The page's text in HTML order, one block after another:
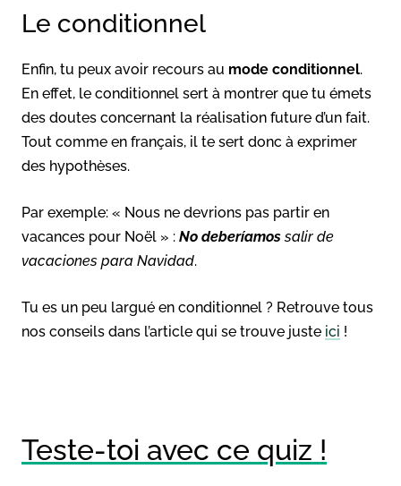
Le conditionnel
Enfin, tu peux avoir recours au mode conditionnel.
En effet, le conditionnel sert à montrer que tu émets
des doutes concernant la réalisation future d’un fait.
Tout comme en français, il te sert donc à exprimer
des hypothèses.
Par exemple: « Nous ne devrions pas partir en
vacances pour Noël » : No deberíamossalir de
vacaciones para Navidad.
Tu es un peu largué en conditionnel ? Retrouve tous
nos conseils dans l’article qui se trouve juste ici !
Teste-toi avec ce quiz !